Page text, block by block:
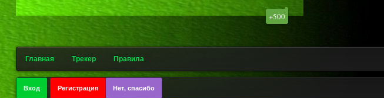
+500
Главная Трекер Правила
Вход Регистрация Нет, спасибо